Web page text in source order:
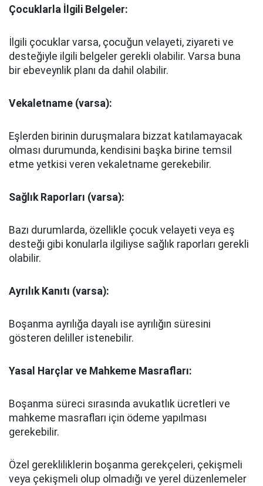
Çocuklarla İlgili Belgeler:
İlgili çocuklar varsa, çocuğun velayeti, ziyareti ve
desteğiyle ilgili belgeler gerekli olabilir. Varsa buna
bir ebeveynlik planı da dahil olabilir.
Vekaletname (varsa):
Eşlerden birinin duruşmalara bizzat katılamayacak
olması durumunda, kendisini başka birine temsil
etme yetkisi veren vekaletname gerekebilir.
Sağlık Raporları (varsa):
Bazı durumlarda, özellikle çocuk velayeti veya eş
desteği gibi konularla ilgiliyse sağlık raporları gerekli
olabilir.
Ayrılık Kanıtı (varsa):
Boşanma ayrılığa dayalı ise ayrılığın süresini
gösteren deliller istenebilir.
Yasal Harçlar ve Mahkeme Masrafları:
Boşanma süreci sırasında avukatlık ücretleri ve
mahkeme masrafları için ödeme yapılması
gerekebilir.
Özel gerekliliklerin boşanma gerekçeleri, çekişmeli
veya çekişmeli olup olmadığı ve yerel düzenlemeler